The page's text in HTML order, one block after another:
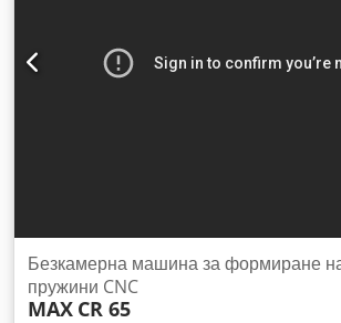
повдигане на второто ухо (немски тип) при
пружини. Максимална скорост на
Безкамерна машина за формиране
пружини CNC
MAX CR 65